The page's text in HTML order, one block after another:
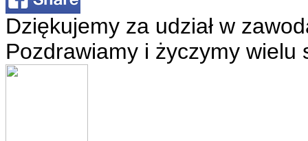
Dziękujemy za udział w
Pozdrawiamy i życzymy wielu